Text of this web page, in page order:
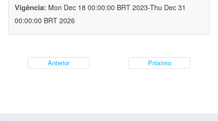
Vigência: Mon Dec 18 00:00:00 BRT 2023-Thu Dec 31
00:00:00 BRT 2026
Anterior Próximo